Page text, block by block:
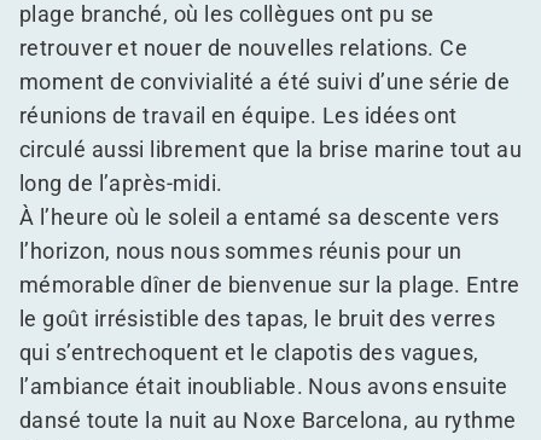
plage branché, où les collègues ont pu se
retrouver et nouer de nouvelles relations. Ce
moment de convivialité a été suivi d’une série de
réunions de travail en équipe. Les idées ont
circulé aussi librement que la brise marine tout au
long de l’après-midi.
À l’heure où le soleil a entamé sa descente vers
l’horizon, nous nous sommes réunis pour un
mémorable dîner de bienvenue sur la plage. Entre
le goût irrésistible des tapas, le bruit des verres
qui s’entrechoquent et le clapotis des vagues,
l’ambiance était inoubliable. Nous avons ensuite
dansé toute la nuit au Noxe Barcelona, au rythme